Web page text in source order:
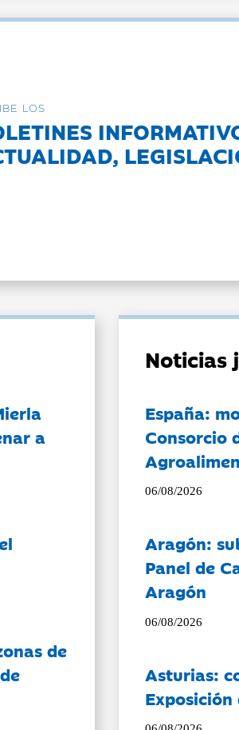
LOS
a
de
Noticias
España:
Consorcio
06/08/2026
Aragón:
Panel de
Aragón
06/08/2026
Asturias: